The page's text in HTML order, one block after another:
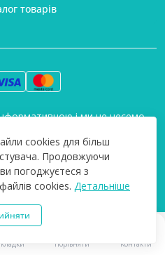
0
Порівняти Контакти
товарів
і ми не несемо
cookies для більш
Продовжуючи
погоджуєтеся з
cookies. Детальніше